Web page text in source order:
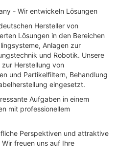
- Wir entwickeln Lösungen
Hersteller von
Lösungen in den Bereichen
Anlagen zur
und Robotik. Unsere
Herstellung von
und Partikelfiltern, Behandlung
eingesetzt.
Aufgaben in einem
mit professionellem
Perspektiven und attraktive
freuen uns auf Ihre